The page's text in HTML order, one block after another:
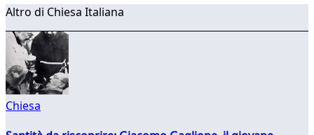
Altro di Chiesa Italiana
Chiesa